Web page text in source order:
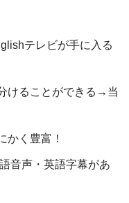
テレビが手に入る
けることができる→当
かく豊富！
音声・英語字幕があ